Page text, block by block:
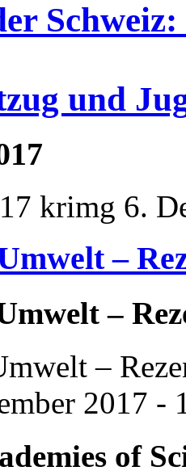
und
krimg 6.
–
–
–
2017 -
of